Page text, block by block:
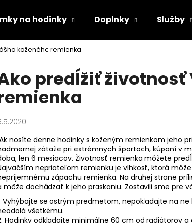
na hodinky Doplnky Služby
koženého remienka
predĺžiť životnosť
Ak nosíte denne hodinky s koženým remienkom jeho
záťaže pri extrémnych športoch, kúpaní v
len 6 mesiacov. Životnosť remienka môžete
nepriateľom remienku je vlhkosť, ktorá
zápachu remienka. Na druhej strane
môže dochádzať k jeho praskaniu. Zostavili sme pre
Vyhýbajte se ostrým predmetom, nepokladajte na
všetkému.
Hodinky odkladajte minimálne 60 cm od radiátorov
Čo potrebujete nájsť?
Odporúčame